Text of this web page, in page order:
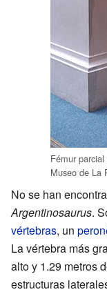
Fémur
Museo de La
No se han
Argentinosaurus.
vértebras, un
La vértebra más
alto y 1.29 metros
estructuras